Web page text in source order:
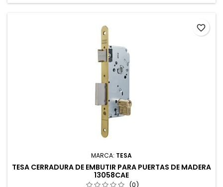
MARCA: TESA
TESA CERRADURA DE EMBUTIR PARA PUERTAS DE MADERA
13058CAE
(0)
favorite_border